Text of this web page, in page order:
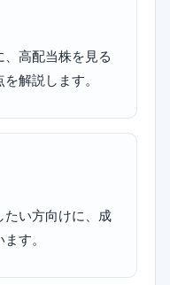
高配当株を見る
解説します。
たい方向けに、成
す。